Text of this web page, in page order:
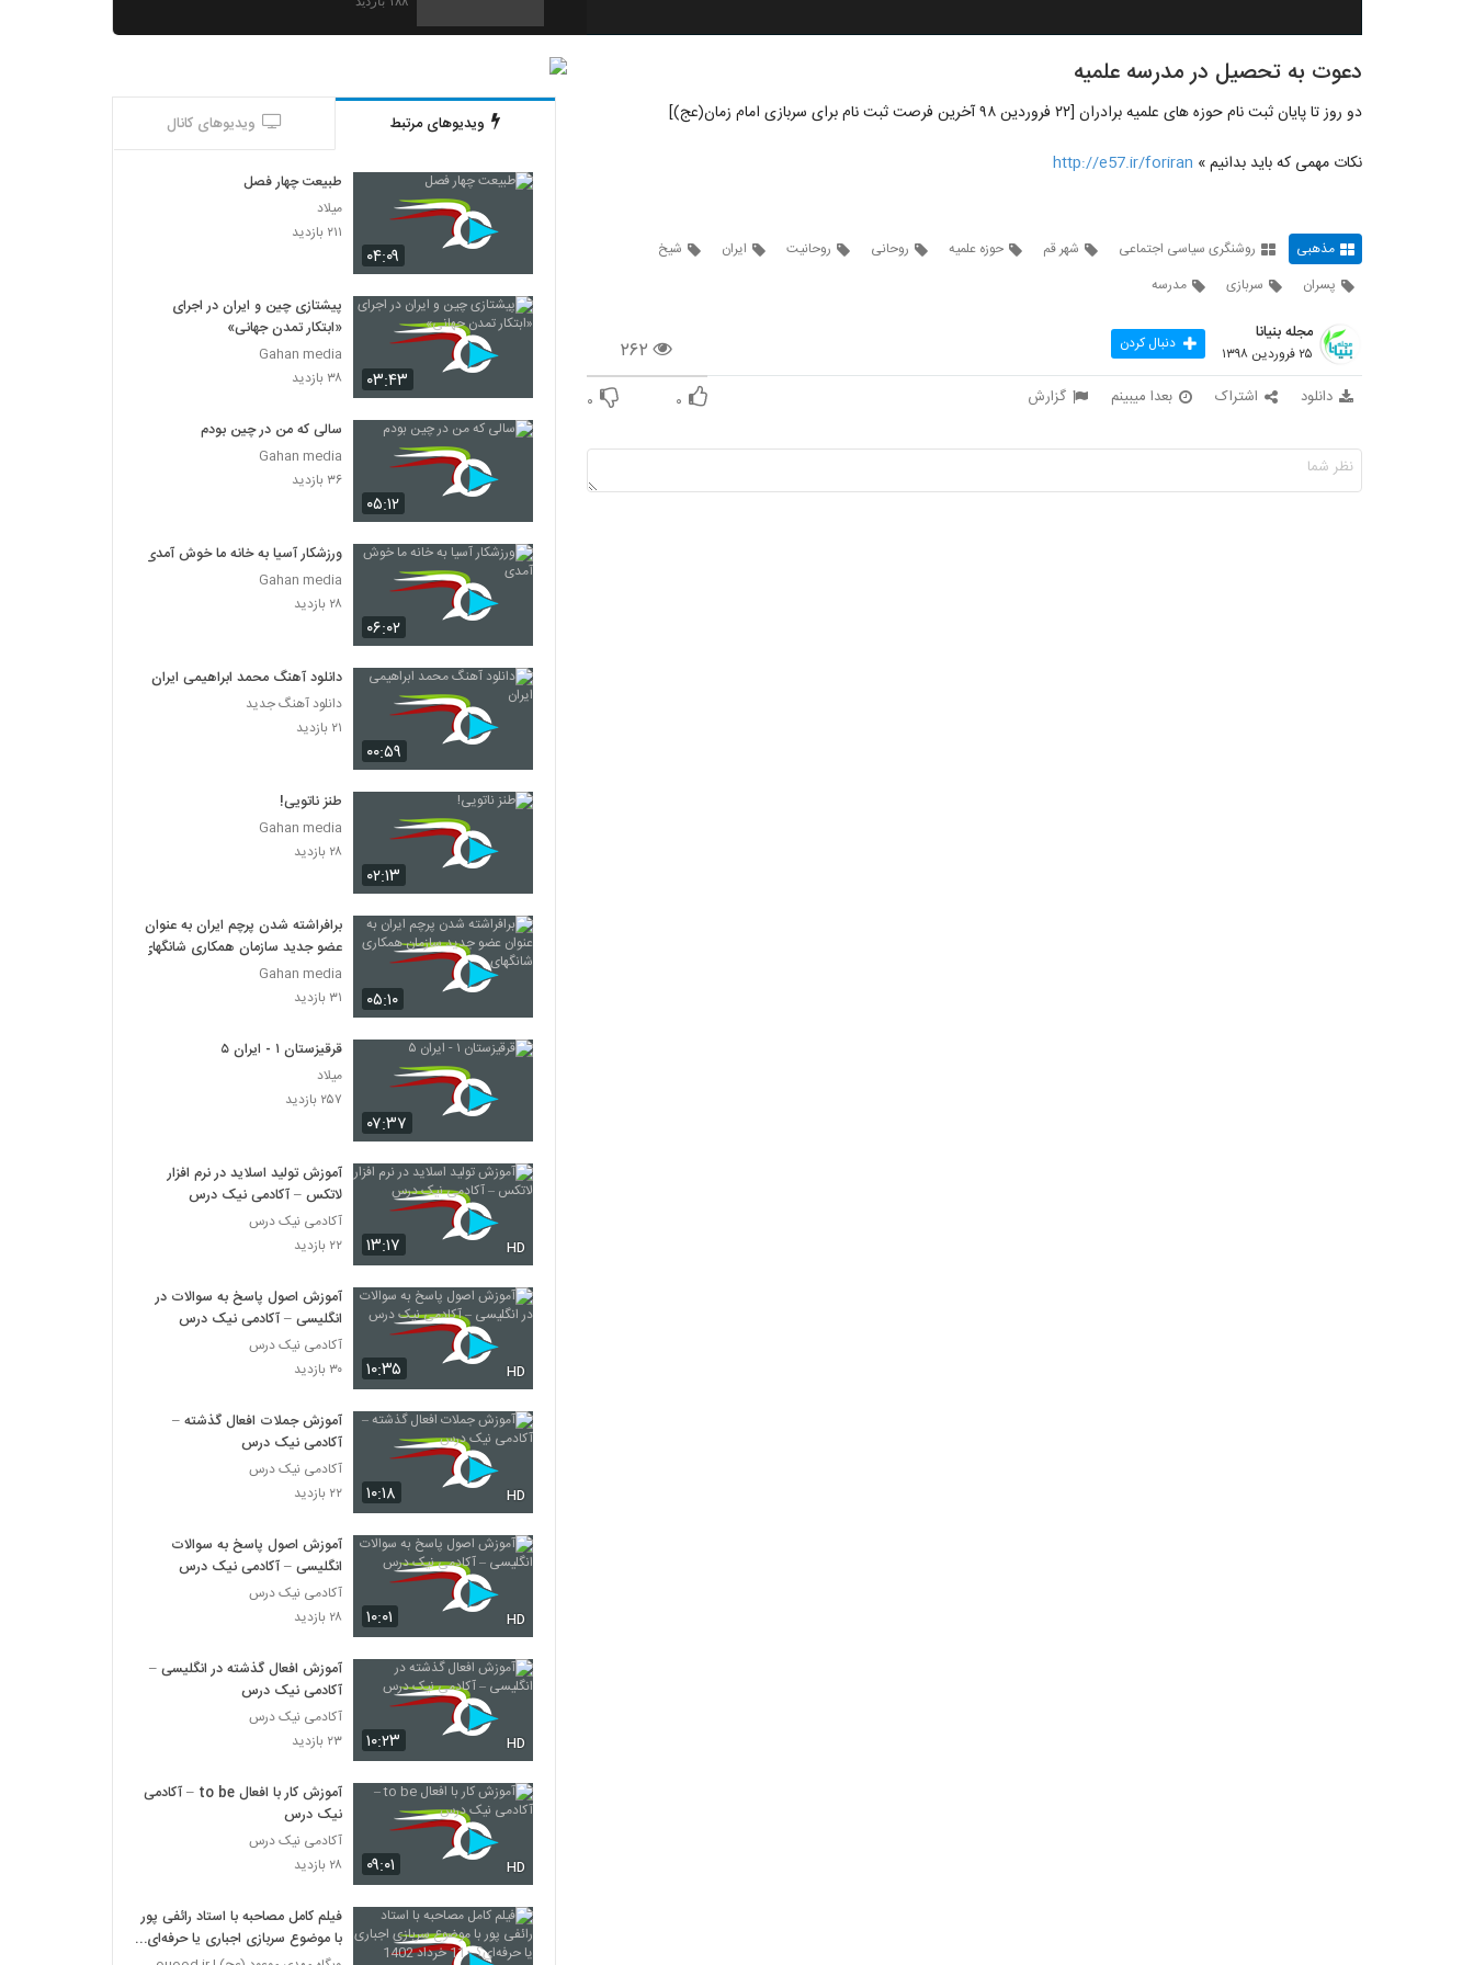
دعوت به تحصیل در مدرسه علمیه
دو روز تا پایان ثبت نام حوزه های علمیه برادران [۲۲ فروردین ۹۸ آخرین فرصت ثبت نام برای سربازی امام زمان(عج)]
نکات مهمی که باید بدانیم » http://e57.ir/foriran
مذهبی روشنگری سیاسی اجتماعی شهر قم حوزه علمیه روحانی روحانیت ایران
شیخ
پسران
سربازی مدرسه
۲۶۲
مجله بنیانا
۲۵ فروردین ۱۳۹۸ دنبال کردن
دانلود اشتراک بعدا میبینم گزارش ۰ ۰
ویدیوهای مرتبط ویدیوهای کانال
۰۴:۰۹
طبیعت چهار فصل
میلاد
۲۱۱ بازدید
۰۳:۴۳
پیشتازی چین و ایران در اجرای
«ابتکار تمدن جهانی»
Gahan media
۳۸ بازدید
۰۵:۱۲
سالی که من در چین بودم
Gahan media
۳۶ بازدید
۰۶:۰۲
ورزشکار آسیا به خانه ما خوش آمدی
Gahan media
۲۸ بازدید
۰۰:۵۹
دانلود آهنگ محمد ابراهیمی ایران
دانلود آهنگ جدید
۲۱ بازدید
۰۲:۱۳
طنز ناتویی!
Gahan media
۲۸ بازدید
۰۵:۱۰
برافراشته شدن پرچم ایران به عنوان
عضو جدید سازمان همکاری شانگهای
Gahan media
۳۱ بازدید
۰۷:۳۷
قرقیزستان ۱ - ایران ۵
میلاد
۲۵۷ بازدید
۱۳:۱۷ HD
آموزش تولید اسلاید در نرم افزار
لاتکس – آکادمی نیک درس
آکادمی نیک درس
۲۲ بازدید
۱۰:۳۵ HD
آموزش اصول پاسخ به سوالات در
انگلیسی – آکادمی نیک درس
آکادمی نیک درس
۳۰ بازدید
۱۰:۱۸ HD
آموزش جملات افعال گذشته –
آکادمی نیک درس
آکادمی نیک درس
۲۲ بازدید
۱۰:۰۱ HD
آموزش اصول پاسخ به سوالات
انگلیسی – آکادمی نیک درس
آکادمی نیک درس
۲۸ بازدید
۱۰:۲۳ HD
آموزش افعال گذشته در انگلیسی –
آکادمی نیک درس
آکادمی نیک درس
۲۳ بازدید
۰۹:۰۱ HD
آموزش کار با افعال to be – آکادمی
نیک درس
آکادمی نیک درس
۲۸ بازدید
فیلم کامل مصاحبه با استاد رائفی پور
با موضوع سربازی اجباری یا حرفه‌ای؟